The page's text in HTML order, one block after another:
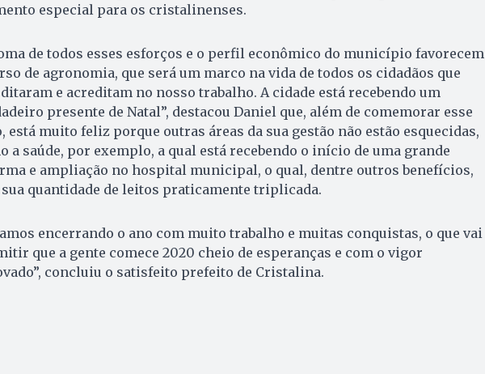
especial para os cristalinenses.
de todos esses esforços e o perfil econômico do município favorecem
de agronomia, que será um marco na vida de todos os cidadãos que
e acreditam no nosso trabalho. A cidade está recebendo um
presente de Natal”, destacou Daniel que, além de comemorar esse
está muito feliz porque outras áreas da sua gestão não estão esquecidas,
a saúde, por exemplo, a qual está recebendo o início de uma grande
e ampliação no hospital municipal, o qual, dentre outros benefícios,
quantidade de leitos praticamente triplicada.
encerrando o ano com muito trabalho e muitas conquistas, o que vai
que a gente comece 2020 cheio de esperanças e com o vigor
concluiu o satisfeito prefeito de Cristalina.